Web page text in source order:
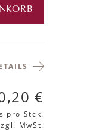
€
pro Stck.
MwSt.